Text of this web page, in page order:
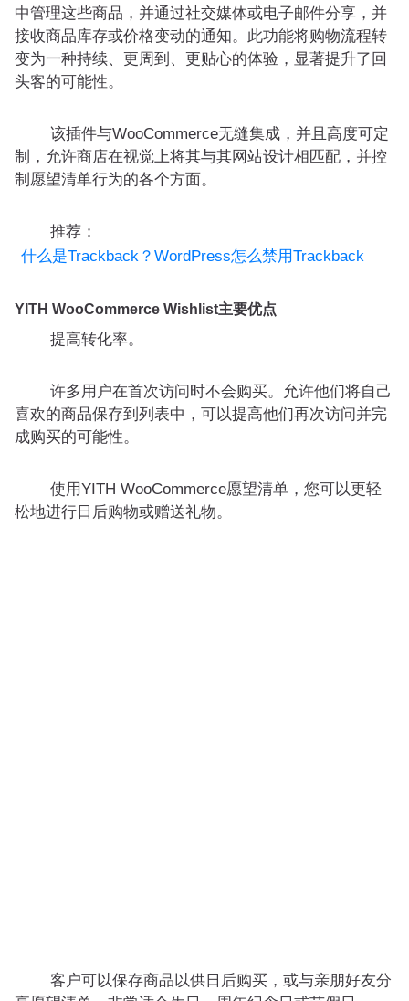
中管理这些商品，并通过社交媒体或电子邮件分享，并
接收商品库存或价格变动的通知。此功能将购物流程转
变为一种持续、更周到、更贴心的体验，显著提升了回
头客的可能性。
该插件与WooCommerce无缝集成，并且高度可定
制，允许商店在视觉上将其与其网站设计相匹配，并控
制愿望清单行为的各个方面。
推荐：
什么是Trackback？WordPress怎么禁用Trackback
YITH WooCommerce Wishlist主要优点
提高转化率。
许多用户在首次访问时不会购买。允许他们将自己
喜欢的商品保存到列表中，可以提高他们再次访问并完
成购买的可能性。
使用YITH WooCommerce愿望清单，您可以更轻
松地进行日后购物或赠送礼物。
客户可以保存商品以供日后购买，或与亲朋好友分